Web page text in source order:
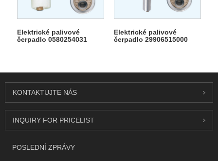
Elektrické palivové
čerpadlo 0580254031
Elektrické palivové
čerpadlo 29906515000
KONTAKTUJTE NÁS
INQUIRY FOR PRICELIST
POSLEDNÍ ZPRÁVY